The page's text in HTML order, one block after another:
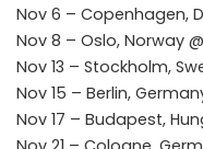
Nov 6 – Copenhagen,
Nov 8 – Oslo, Norway
Nov 13 – Stockholm,
Nov 15 – Berlin,
Nov 17 – Budapest,